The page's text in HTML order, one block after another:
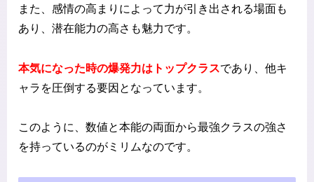
また、感情の高まりによって力が引き出される場面も
あり、潜在能力の高さも魅力です。
本気になった時の爆発力はトップクラスであり、他キ
ャラを圧倒する要因となっています。
このように、数値と本能の両面から最強クラスの強さ
を持っているのがミリムなのです。